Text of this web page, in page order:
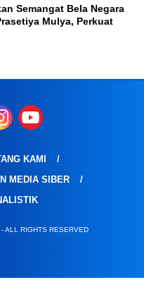
Semangat Bela Negara
Mulya, Perkuat
KAMI
MEDIA SIBER
ALL RIGHTS RESERVED